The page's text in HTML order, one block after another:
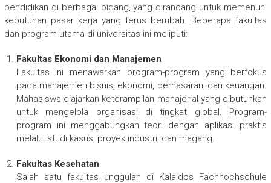
pendidikan di berbagai bidang, yang dirancang untuk memenuhi
kebutuhan pasar kerja yang terus berubah. Beberapa fakultas
dan program utama di universitas ini meliputi:
Fakultas Ekonomi dan Manajemen
Fakultas ini menawarkan program-program yang berfokus
pada manajemen bisnis, ekonomi, pemasaran, dan keuangan.
Mahasiswa diajarkan keterampilan manajerial yang dibutuhkan
untuk mengelola organisasi di tingkat global. Program-
program ini menggabungkan teori dengan aplikasi praktis
melalui studi kasus, proyek industri, dan magang.
Fakultas Kesehatan
Salah satu fakultas unggulan di Kalaidos Fachhochschule